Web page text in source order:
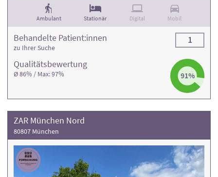
Ambulant Stationär Digital Mobil
Qualitäts­bewertung
Ø 86% / Max: 97% 91%
Behandelte Patient:innen
zu Ihrer Suche
1
ZAR München Nord
80807 München